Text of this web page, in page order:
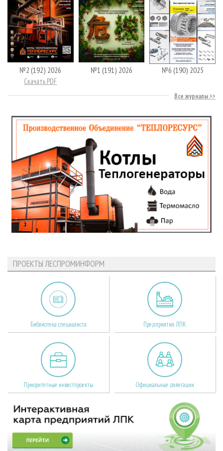
№2 (192) 2026
Скачать PDF
№1 (191) 2026 №6 (190) 2025
Все журналы
ПРОЕКТЫ ЛЕСПРОМИНФОРМ
Библиотека специалиста Предприятия ЛПК
Приоритетные инвестпроекты Официальные делегации